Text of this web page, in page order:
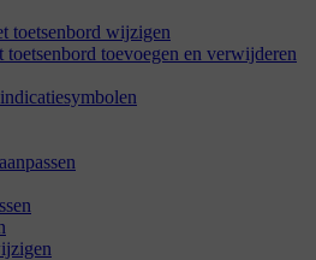
toetsenbord wijzigen
toetsenbord toevoegen en verwijderen